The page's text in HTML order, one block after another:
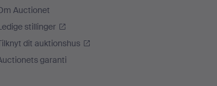
Auctionet
stillinger
dit auktionshus
garanti